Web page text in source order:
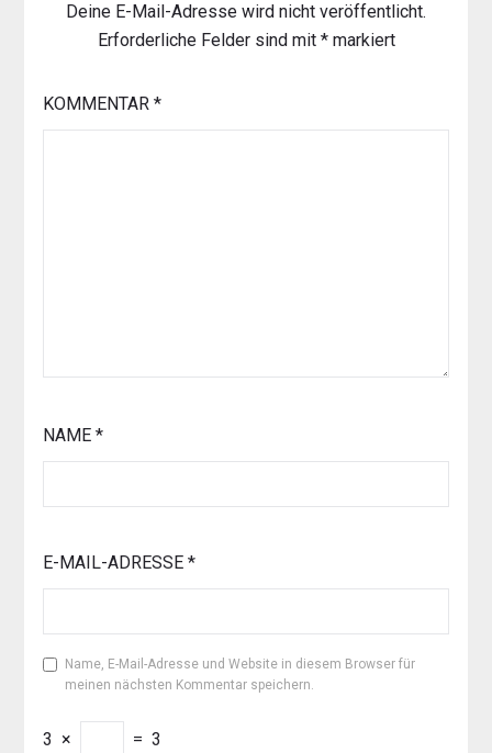
Deine E-Mail-Adresse wird nicht veröffentlicht.
Erforderliche Felder sind mit *markiert
KOMMENTAR *
NAME *
E-MAIL-ADRESSE *
Name, E-Mail-Adresse und Website in diesem Browser für
meinen nächsten Kommentar speichern.
3 × = 3